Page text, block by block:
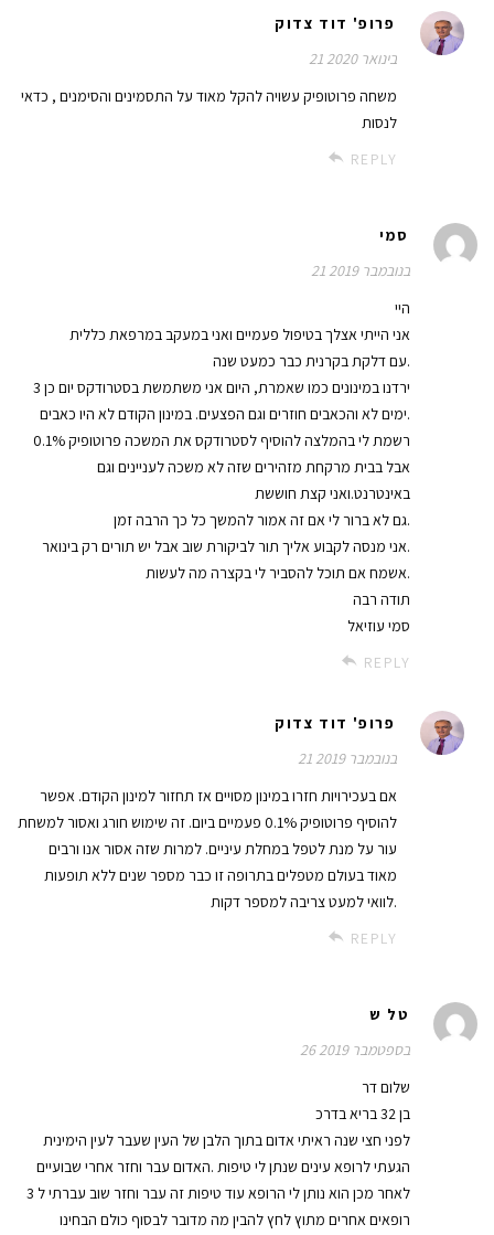
פרופ' דוד צדוק
21 בינואר 2020
משחה פרוטופיק עשויה להקל מאוד על התסמינים והסימנים , כדאי
לנסות
REPLY
סמי
21 בנובמבר 2019
היי
אני הייתי אצלך בטיפול פעמיים ואני במעקב במרפאת כללית
עם דלקת בקרנית כבר כמעט שנה.
ירדנו במינונים כמו שאמרת, היום אני משתמשת בסטרודקס יום כן 3
ימים לא והכאבים חוזרים וגם הפצעים. במינון הקודם לא היו כאבים.
רשמת לי בהמלצה להוסיף לסטרודקס את המשכה פרוטופיק 0.1%
אבל בבית מרקחת מזהירים שזה לא משכה לעניינים וגם
באינטרנט.ואני קצת חוששת
גם לא ברור לי אם זה אמור להמשך כל כך הרבה זמן.
אני מנסה לקבוע אליך תור לביקורת שוב אבל יש תורים רק בינואר.
אשמח אם תוכל להסביר לי בקצרה מה לעשות.
תודה רבה
סמי עוזיאל
REPLY
פרופ' דוד צדוק
21 בנובמבר 2019
אם בעכירויות חזרו במינון מסויים אז תחזור למינון הקודם. אפשר
להוסיף פרוטופיק 0.1% פעמיים ביום. זה שימוש חורג ואסור למשחת
עור על מנת לטפל במחלת עיניים. למרות שזה אסור אנו ורבים
מאוד בעולם מטפלים בתרופה זו כבר מספר שנים ללא תופעות
לוואי למעט צריבה למספר דקות.
REPLY
טל ש
26 בספטמבר 2019
שלום דר
בן 32 בריא בדרכ
לפני חצי שנה ראיתי אדום בתוך הלבן של העין שעבר לעין הימינית
הגעתי לרופא עינים שנתן לי טיפות .האדום עבר וחזר אחרי שבועיים
לאחר מכן הוא נותן לי הרופא עוד טיפות זה עבר וחזר שוב עברתי ל 3
רופאים אחרים מתוץ לחץ להבין מה מדובר לבסוף כולם הבחינו